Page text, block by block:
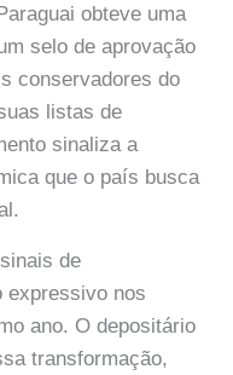
obteve uma
selo de aprovação
conservadores do
listas de
sinaliza a
que o país busca
de
expressivo nos
ano. O depositário
transformação,